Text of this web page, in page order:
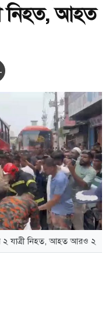
নিহত, আহত
২ যাত্রী নিহত, আহত আরও ২